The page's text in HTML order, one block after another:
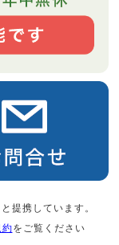
提携しています。
約をご覧ください